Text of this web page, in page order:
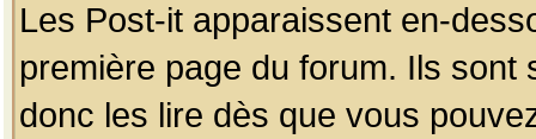
Les Post-it apparaissent en-
première page du forum. Ils
donc les lire dès que vous